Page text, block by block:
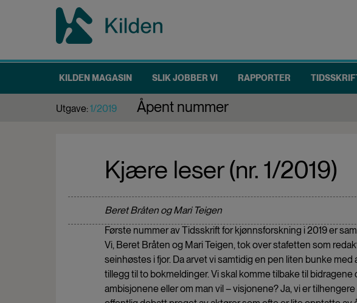
Main
navigation
KILDEN MAGASIN SLIK JOBBER VI RAPPORTER
Utgave:1/2019 Åpent nummer
Kjære leser (nr. 1/2019)
Beret Bråten og Mari Teigen
Første nummer av Tidsskrift for kjønnsforskning i 2019 er
Vi, Beret Bråten og Mari Teigen, tok over stafetten som
seinhøstes i fjor. Da arvet vi samtidig en pen liten bunke
tillegg til to bokmeldinger. Vi skal komme tilbake til
ambisjonene eller om man vil – visjonene? Ja, vi er